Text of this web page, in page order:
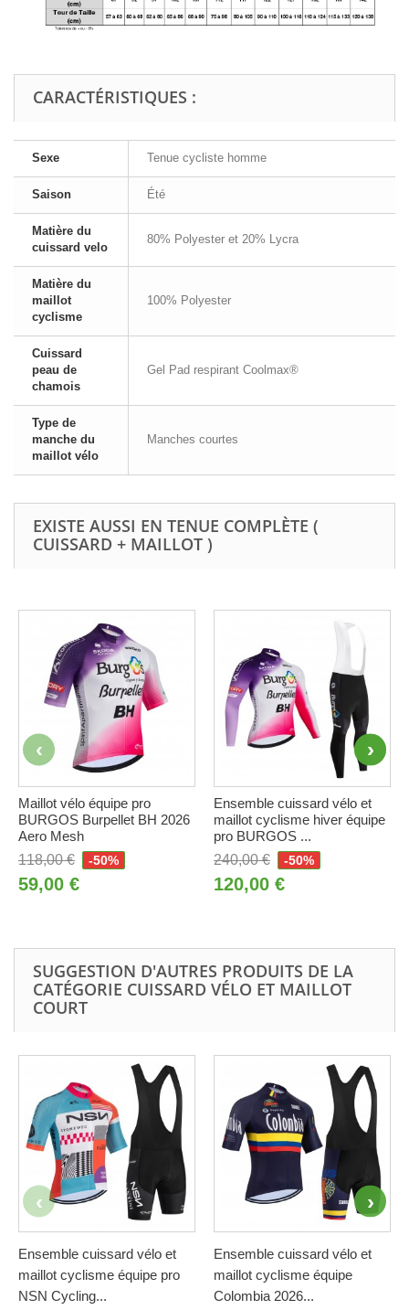
CARACTÉRISTIQUES :
Sexe Tenue cycliste homme
Saison Été
Matière du
cuissard velo
80% Polyester et 20% Lycra
Matière du
maillot
cyclisme
100% Polyester
Cuissard
peau de
chamois
Gel Pad respirant Coolmax®
Type de
manche du
maillot vélo
Manches courtes
EXISTE AUSSI EN TENUE COMPLÈTE (
CUISSARD + MAILLOT )
Maillot vélo équipe pro
BURGOS Burpellet BH 2026
Aero Mesh
118,00 €
-50%
59,00 €
Ensemble cuissard vélo et
maillot cyclisme hiver équipe
pro BURGOS ...
240,00 €
-50%
120,00 €
SUGGESTION D'AUTRES PRODUITS DE LA
CATÉGORIE CUISSARD VÉLO ET MAILLOT
COURT
Ensemble cuissard vélo et
maillot cyclisme équipe pro
NSN Cycling...
Ensemble cuissard vélo et
maillot cyclisme équipe
Colombia 2026...